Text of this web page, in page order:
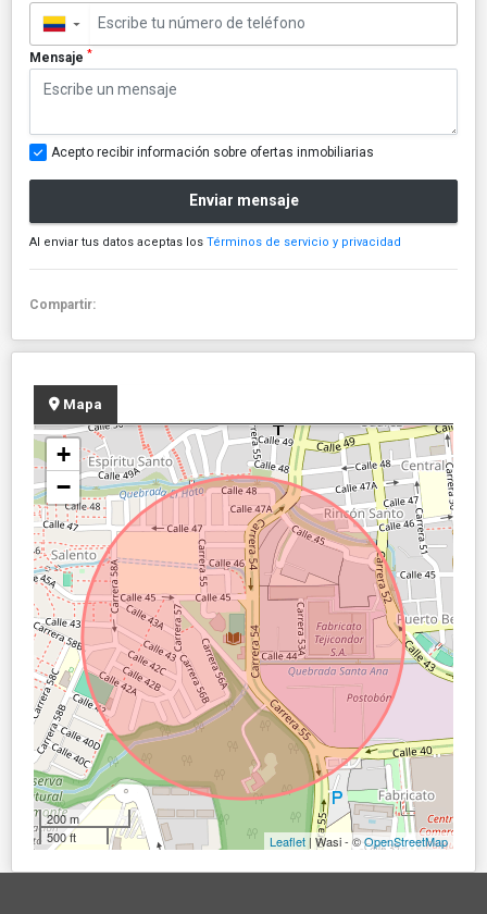
▼
Mensaje *
Acepto recibir información sobre ofertas inmobiliarias
Enviar mensaje
Al enviar tus datos aceptas los Términos de servicio y privacidad
Compartir:
Mapa
+
−
200 m
500 ft
Leaflet| Wasi - ©OpenStreetMap